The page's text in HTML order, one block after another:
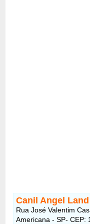
Canil Angel Land
Rua José Valentim
Americana - SP- CEP: